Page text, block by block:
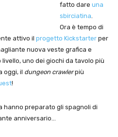
fatto dare una
sbirciatina
Ora è tempo di
attivo il progetto Kickstarter per
nuova veste grafica e
uno dei giochi da tavolo più
oggi, il dungeon crawlerpiù
!
hanno preparato gli spagnoli di
anniversario…